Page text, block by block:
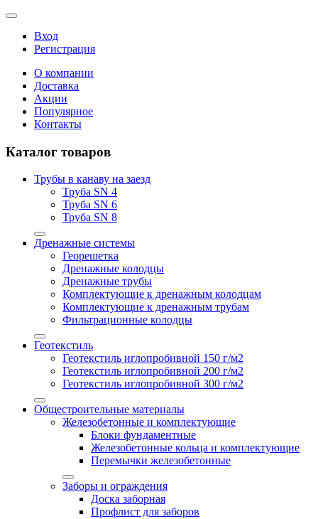
Вход
Регистрация
О компании
Доставка
Акции
Популярное
Контакты
Каталог товаров
Трубы в канаву на заезд
Труба SN 4
Труба SN 6
Труба SN 8
Дренажные системы
Георешетка
Дренажные колодцы
Дренажные трубы
Комплектующие к дренажным колодцам
Комплектующие к дренажным трубам
Фильтрационные колодцы
Геотекстиль
Геотекстиль иглопробивной 150 г/м2
Геотекстиль иглопробивной 200 г/м2
Геотекстиль иглопробивной 300 г/м2
Общестроительные материалы
Железобетонные и комплектующие
Блоки фундаментные
Железобетонные кольца и комплектующие
Перемычки железобетонные
Заборы и ограждения
Доска заборная
Профлист для заборов